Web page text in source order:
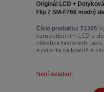
Originál LCD +
Flip 7 SM-F766 modrý
Číslo produktu: 71305
kompatibilním LCD a
několika faktorech,
a priorita na kvalitě a
Není skladem